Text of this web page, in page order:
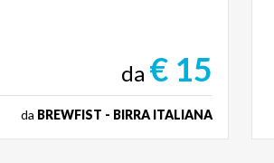
da € 15
da BREWFIST - BIRRA ITALIANA